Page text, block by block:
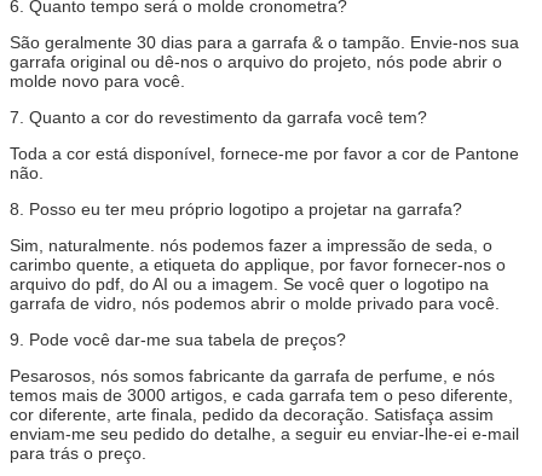
6. Quanto tempo será o molde cronometra?
São geralmente 30 dias para a garrafa & o tampão. Envie-nos sua
garrafa original ou dê-nos o arquivo do projeto, nós pode abrir o
molde novo para você.
7. Quanto a cor do revestimento da garrafa você tem?
Toda a cor está disponível, fornece-me por favor a cor de Pantone
não.
8. Posso eu ter meu próprio logotipo a projetar na garrafa?
Sim, naturalmente. nós podemos fazer a impressão de seda, o
carimbo quente, a etiqueta do applique, por favor fornecer-nos o
arquivo do pdf, do AI ou a imagem. Se você quer o logotipo na
garrafa de vidro, nós podemos abrir o molde privado para você.
9. Pode você dar-me sua tabela de preços?
Pesarosos, nós somos fabricante da garrafa de perfume, e nós
temos mais de 3000 artigos, e cada garrafa tem o peso diferente,
cor diferente, arte finala, pedido da decoração. Satisfaça assim
enviam-me seu pedido do detalhe, a seguir eu enviar-lhe-ei e-mail
para trás o preço.